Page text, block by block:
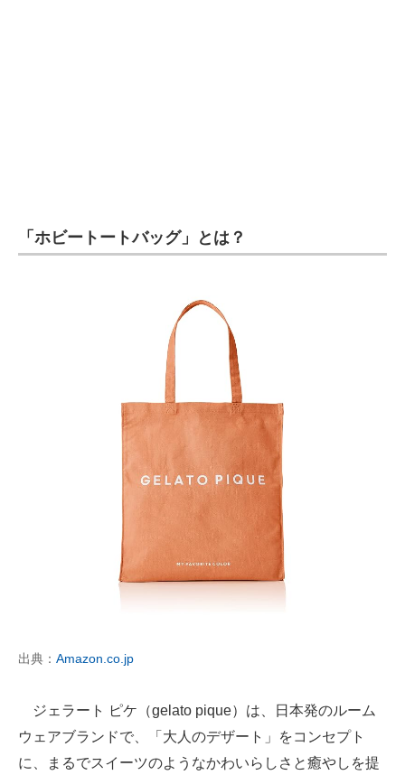
建設×テクノロジーの最前線
「ホビートートバッグ」とは？
出典： Amazon.co.jp
ジェラート ピケ（gelato pique）は、日本発のルーム
ウェアブランドで、「大人のデザート」をコンセプト
に、まるでスイーツのようなかわいらしさと癒やしを提